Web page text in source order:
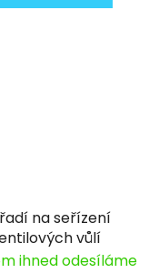
na seřízení
vůlí
ihned odesíláme